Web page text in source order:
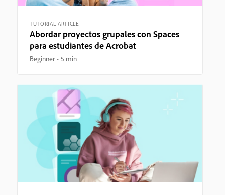
TUTORIAL ARTICLE
Abordar proyectos grupales con Spaces
para estudiantes de Acrobat
Beginner 5 min